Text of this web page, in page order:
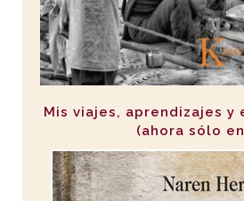
Mis viajes, aprendizajes y
(ahora sólo